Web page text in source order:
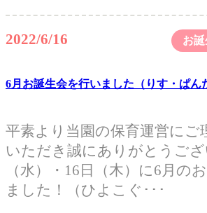
2022/6/16 お
6月お誕生会を行いました（りす・ぱん
平素より当園の保育運営にご
いただき誠にありがとうござ
（水）・16日（木）に6月の
ました！（ひよこぐ･･･